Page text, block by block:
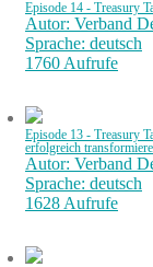
Episode 14 - Treasury
Autor: Verband
Sprache: deutsch
1760 Aufrufe
Episode 13 - Treasury
erfolgreich
Autor: Verband
Sprache: deutsch
1628 Aufrufe